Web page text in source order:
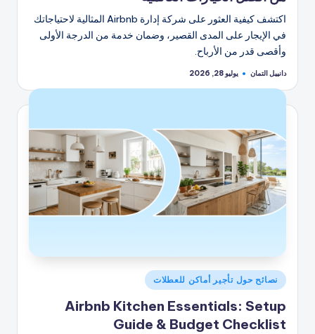
اكتشف كيفية العثور على شركة إدارة Airbnb المثالية لاحتياجاتك
في الإيجار على المدى القصير، وضمان خدمة من الدرجة الأولى
وأقصى قدر من الأرباح.
تمّ
بواسطة
دانييل التمان يوليو 28, 2026
نُشر
في
نصائح حول تأجير أماكن للعطلات
Airbnb Kitchen Essentials: Setup
Guide & Budget Checklist